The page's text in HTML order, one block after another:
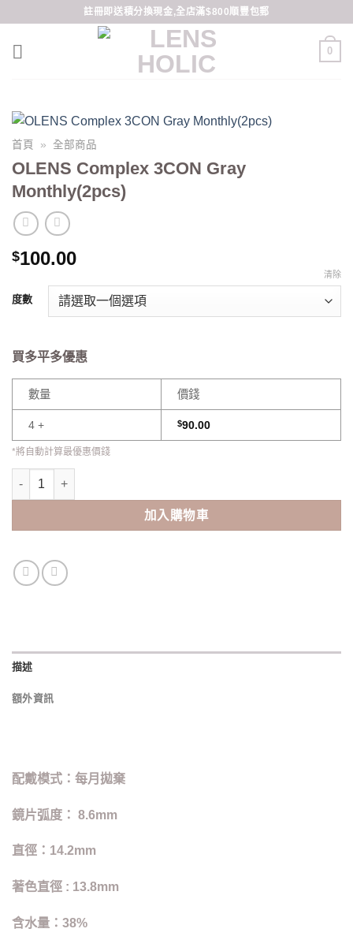
content
註冊即送積分換現金,全店滿$800順豐包郵
0
首頁 » 全部商品
OLENS Complex 3CON Gray
Monthly(2pcs)
$100.00
度數
清除
買多平多優惠
數量 價錢
4 + $90.00
*將自動計算最優惠價錢
OLENS Complex 3CON Gray Monthly(2pcs) 數量
加入購物車
描述
額外資訊
配戴模式：每月拋棄
鏡片弧度： 8.6mm
直徑：14.2mm
著色直徑 : 13.8mm
含水量：38%